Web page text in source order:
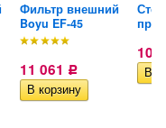
Фильтр внешний
Boyu EF-45
11 061 Р
10